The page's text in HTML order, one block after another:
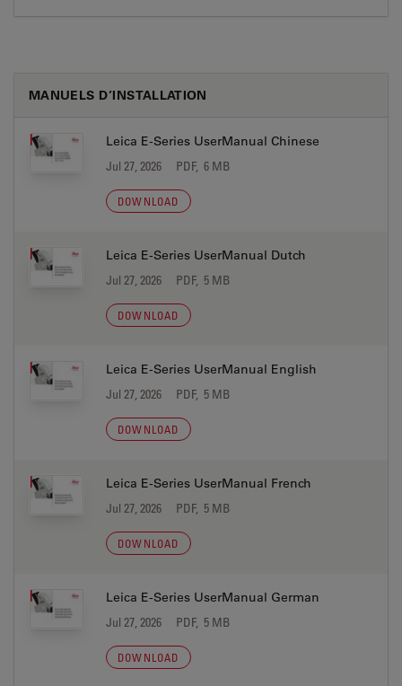
MANUELS D’INSTALLATION
Leica E-Series UserManual Chinese
Jul 27, 2026 PDF, 6 MB
DOWNLOAD
Leica E-Series UserManual Dutch
Jul 27, 2026 PDF, 5 MB
DOWNLOAD
Leica E-Series UserManual English
Jul 27, 2026 PDF, 5 MB
DOWNLOAD
Leica E-Series UserManual French
Jul 27, 2026 PDF, 5 MB
DOWNLOAD
Leica E-Series UserManual German
Jul 27, 2026 PDF, 5 MB
DOWNLOAD